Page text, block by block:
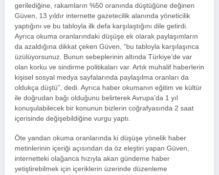
gerilediğine, rakamların %50 oranında düştüğüne değinen
Güven, 13 yıldır internette gazetecilik alanında yöneticilik
yaptığını ve bu tabloyla ilk defa karşılaştığını dile getirdi.
Ayrıca okuma oranlarındaki düşüşe ek olarak paylaşımların
da azaldığına dikkat çeken Güven, “bu tabloyla karşılaşınca
üzülüyorsunuz. Bunun sebeplerinin altında Türkiye’de var
olan korku ve sindirme politikaları var. Artık muhalif haberlerin
kişisel sosyal medya sayfalarında paylaşılma oranları da
oldukça düştü”, dedi. Ayrıca haber okumanın eğitim ve kültür
ile doğrudan bağı olduğunu belirterek Avrupa’da 1 yıl
konuşulabilecek bir konunun bizlerin coğrafyasında 2 saat
içerisinde değişebildiğine vurgu yaptı.
Öte yandan okuma oranlarında ki düşüşe yönelik haber
metinlerinin içeriği açısından da öz eleştiri yapan Güven,
internetteki olağanca hızıyla akan gündeme haber
yetiştirebilmek için içeriklerin üzerinde düzenleme